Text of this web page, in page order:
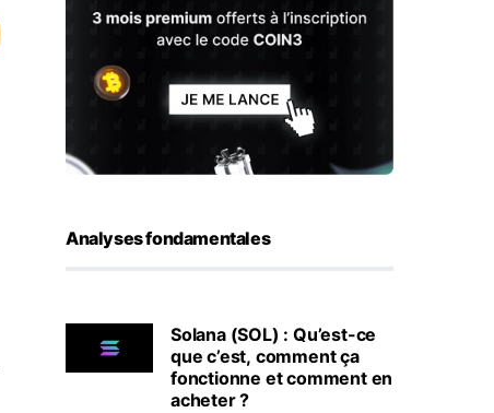
Analyses fondamentales
Solana (SOL) : Qu’est-ce
que c’est, comment ça
fonctionne et comment en
acheter ?